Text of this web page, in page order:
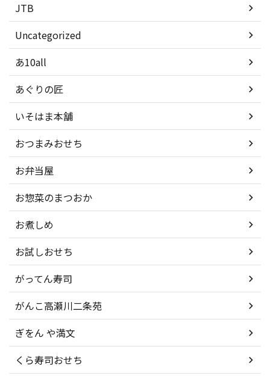
JTB
Uncategorized
あ10all
あぐりの匠
いそはま本舗
おつまみおせち
お弁当屋
お惣菜のまつおか
お煮しめ
お試しおせち
がってん寿司
がんこ高瀬川二条苑
ぎをん や満文
くら寿司おせち